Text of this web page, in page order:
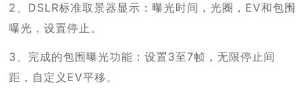
2、DSLR标准取景器显示：曝光时间，光圈，EV和包围
曝光，设置停止。
3、完成的包围曝光功能：设置3至7帧，无限停止间
距，自定义EV平移。